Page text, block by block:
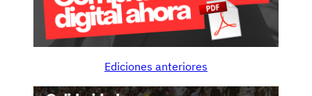
Ediciones anteriores